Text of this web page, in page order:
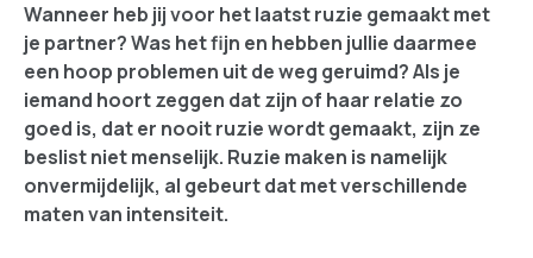
Wanneer heb jij voor het laatst ruzie gemaakt met
je partner? Was het fijn en hebben jullie daarmee
een hoop problemen uit de weg geruimd? Als je
iemand hoort zeggen dat zijn of haar relatie zo
goed is, dat er nooit ruzie wordt gemaakt, zijn ze
beslist niet menselijk. Ruzie maken is namelijk
onvermijdelijk, al gebeurt dat met verschillende
maten van intensiteit.